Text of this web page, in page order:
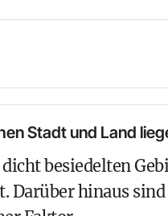
Stadt und Land
besiedelten
hinaus sind